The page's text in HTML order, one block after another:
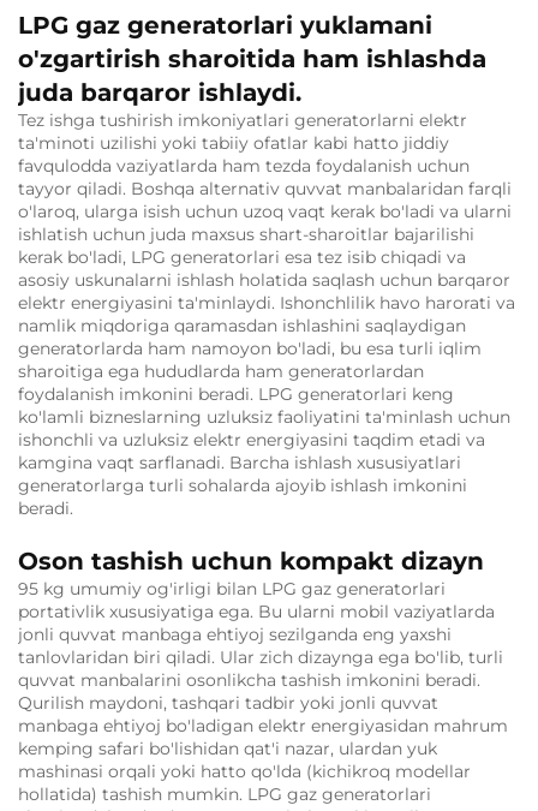
LPG gaz generatorlari yuklamani
o'zgartirish sharoitida ham ishlashda
juda barqaror ishlaydi.
Tez ishga tushirish imkoniyatlari generatorlarni elektr
ta'minoti uzilishi yoki tabiiy ofatlar kabi hatto jiddiy
favqulodda vaziyatlarda ham tezda foydalanish uchun
tayyor qiladi. Boshqa alternativ quvvat manbalaridan farqli
o'laroq, ularga isish uchun uzoq vaqt kerak bo'ladi va ularni
ishlatish uchun juda maxsus shart-sharoitlar bajarilishi
kerak bo'ladi, LPG generatorlari esa tez isib chiqadi va
asosiy uskunalarni ishlash holatida saqlash uchun barqaror
elektr energiyasini ta'minlaydi. Ishonchlilik havo harorati va
namlik miqdoriga qaramasdan ishlashini saqlaydigan
generatorlarda ham namoyon bo'ladi, bu esa turli iqlim
sharoitiga ega hududlarda ham generatorlardan
foydalanish imkonini beradi. LPG generatorlari keng
ko'lamli bizneslarning uzluksiz faoliyatini ta'minlash uchun
ishonchli va uzluksiz elektr energiyasini taqdim etadi va
kamgina vaqt sarflanadi. Barcha ishlash xususiyatlari
generatorlarga turli sohalarda ajoyib ishlash imkonini
beradi.
Oson tashish uchun kompakt dizayn
95 kg umumiy og'irligi bilan LPG gaz generatorlari
portativlik xususiyatiga ega. Bu ularni mobil vaziyatlarda
jonli quvvat manbaga ehtiyoj sezilganda eng yaxshi
tanlovlaridan biri qiladi. Ular zich dizaynga ega bo'lib, turli
quvvat manbalarini osonlikcha tashish imkonini beradi.
Qurilish maydoni, tashqari tadbir yoki jonli quvvat
manbaga ehtiyoj bo'ladigan elektr energiyasidan mahrum
kemping safari bo'lishidan qat'i nazar, ulardan yuk
mashinasi orqali yoki hatto qo'lda (kichikroq modellar
hollatida) tashish mumkin. LPG gaz generatorlari